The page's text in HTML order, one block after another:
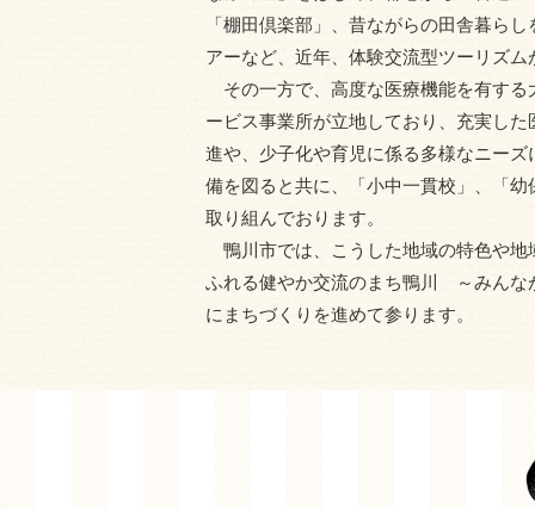
「棚田倶楽部」、昔ながらの田舎暮ら
アーなど、近年、体験交流型ツーリズ
その一方で、高度な医療機能を有する
ービス事業所が立地しており、充実し
進や、少子化や育児に係る多様なニー
備を図ると共に、「小中一貫校」、「
取り組んでおります。
鴨川市では、こうした地域の特色や地
ふれる健やか交流のまち鴨川 ～みん
にまちづくりを進めて参ります。